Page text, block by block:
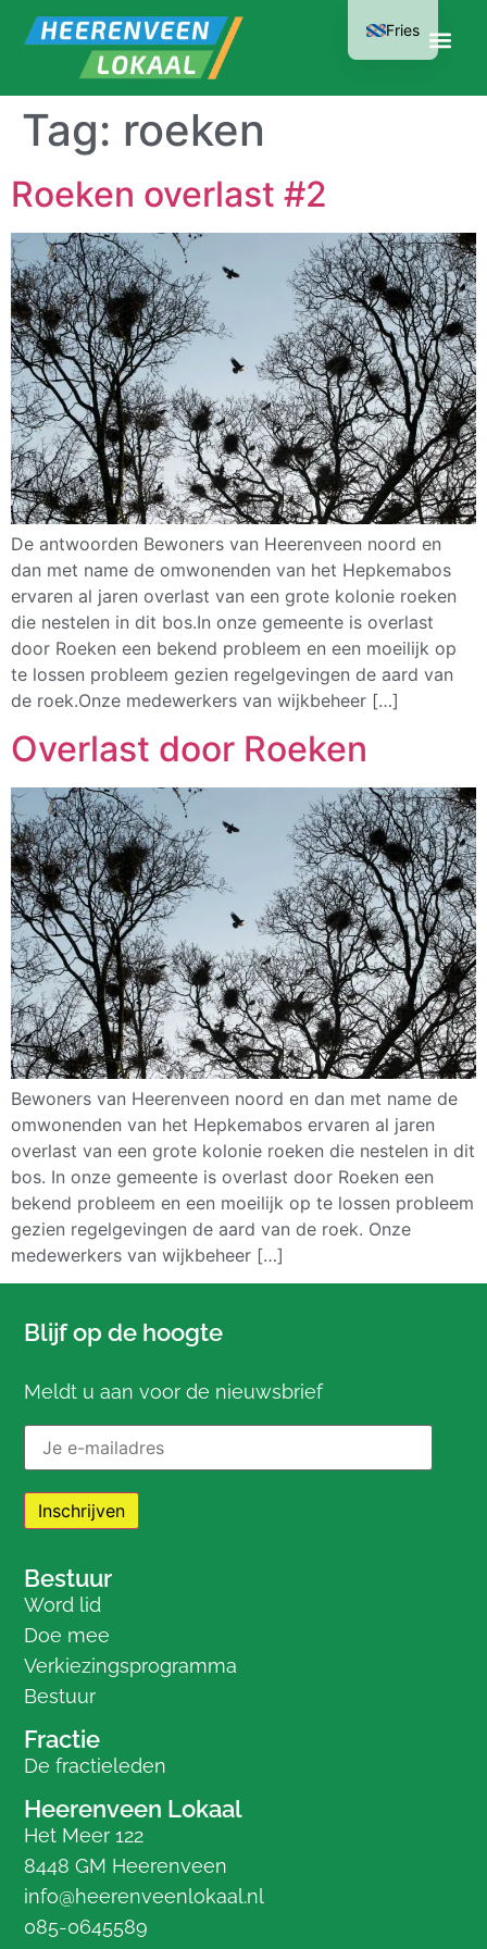
Tag: roeken
Roeken overlast #2
De antwoorden Bewoners van Heerenveen noord en
dan met name de omwonenden van het Hepkemabos
ervaren al jaren overlast van een grote kolonie roeken
die nestelen in dit bos.In onze gemeente is overlast
door Roeken een bekend probleem en een moeilijk op
te lossen probleem gezien regelgevingen de aard van
de roek.Onze medewerkers van wijkbeheer […]
Overlast door Roeken
Bewoners van Heerenveen noord en dan met name de
omwonenden van het Hepkemabos ervaren al jaren
overlast van een grote kolonie roeken die nestelen in dit
bos. In onze gemeente is overlast door Roeken een
bekend probleem en een moeilijk op te lossen probleem
gezien regelgevingen de aard van de roek. Onze
medewerkers van wijkbeheer […]
Blijf op de hoogte
Meldt u aan voor de nieuwsbrief
Bestuur
Word lid
Doe mee
Verkiezingsprogramma
Bestuur
Fractie
De fractieleden
Heerenveen Lokaal
Het Meer 122
8448 GM Heerenveen
info@heerenveenlokaal.nl
085-0645589
Fries